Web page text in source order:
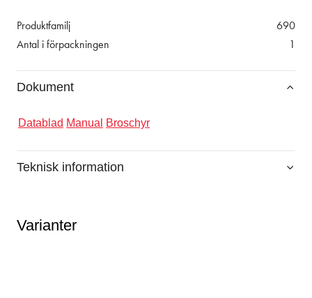
Produktfamilj
690
Antal i förpackningen
1
Dokument
Datablad Manual Broschyr
Teknisk information
Varianter